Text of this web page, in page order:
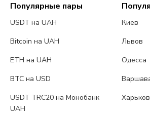
Популярные пары
USDT на UAH
Bitcoin на UAH
ETH на UAH
BTC на USD
USDT TRC20 на Монобанк
UAH
Киев
Львов
Одесса
Харьков